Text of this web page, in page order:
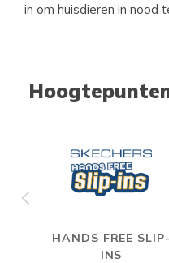
in om huisdieren in nood
HANDS FREE SLIP-
INS